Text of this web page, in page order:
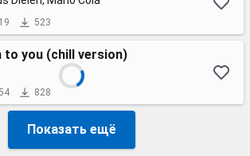
523
to you (chill version)
828
Показать ещё